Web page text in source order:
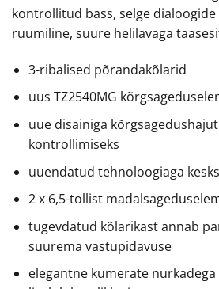
kontrollitud bass, selge
ruumiline, suure helilavaga
3-ribalised põrandakõlarid
uus TZ2540MG
uue disainiga
kontrollimiseks
uuendatud tehnoloogiaga
2 x 6,5-tollist
tugevdatud kõlarikast annab
suurema vastupidavuse
elegantne kumerate